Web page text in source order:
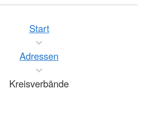
Start
Adressen
Kreisverbände